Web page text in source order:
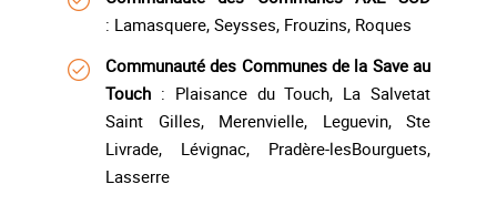
: Lamasquere, Seysses, Frouzins, Roques
Communauté des Communes de la Save au
Touch : Plaisance du Touch, La Salvetat
Saint Gilles, Merenvielle, Leguevin, Ste
Livrade, Lévignac, Pradère-lesBourguets,
Lasserre